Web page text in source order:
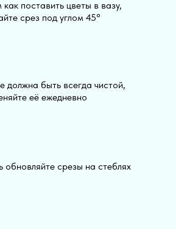
поставить цветы в вазу,
срез под углом 45°
должна быть всегда чистой,
её ежедневно
обновляйте срезы на стеблях